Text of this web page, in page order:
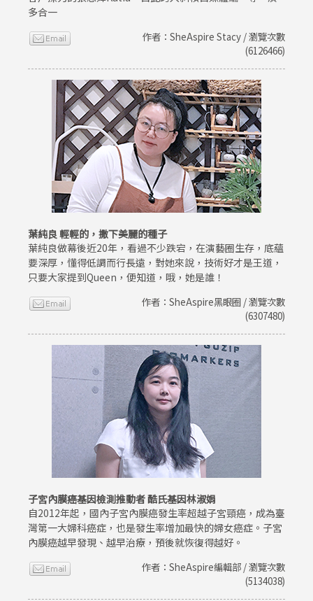
多合一
作者：SheAspire Stacy / 瀏覽次數
(6126466)
葉純良 輕輕的，撒下美麗的種子
葉純良做幕後近20年，看過不少跌宕，在演藝圈生存，底蘊
要深厚，懂得低調而行長遠，對她來說，技術好才是王道，
只要大家提到Queen，便知道，哦，她是誰！
作者：SheAspire黑眼圈 / 瀏覽次數
(6307480)
子宮內膜癌基因檢測推動者 酷氏基因林淑娟
自2012年起，國內子宮內膜癌發生率超越子宮頸癌，成為臺
灣第一大婦科癌症，也是發生率增加最快的婦女癌症。子宮
內膜癌越早發現、越早治療，預後就恢復得越好。
作者：SheAspire編輯部 / 瀏覽次數
(5134038)